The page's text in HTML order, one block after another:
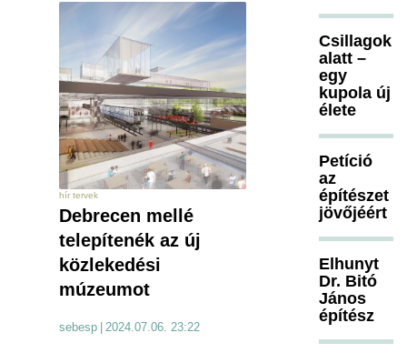
hír tervek
Debrecen mellé
telepítenék az új
közlekedési
múzeumot
sebesp | 2024.07.06. 23:22
Csillagok
alatt –
egy
kupola új
élete
Petíció
az
építészet
jövőjéért
Elhunyt
Dr. Bitó
János
építész